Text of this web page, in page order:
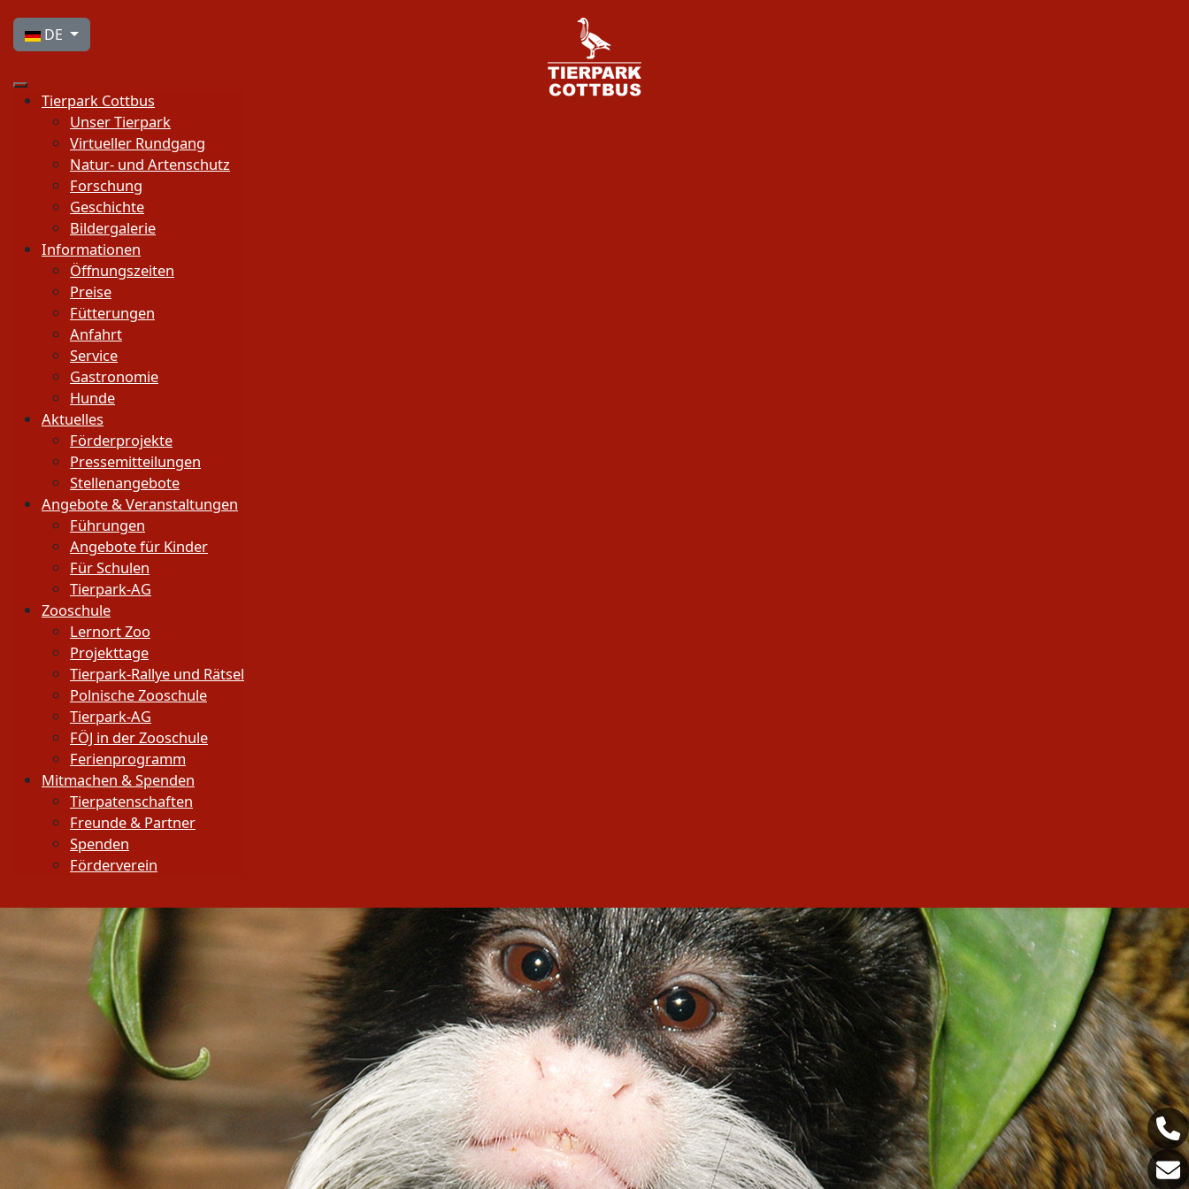
Sprache auswählen
DE
Tierpark Cottbus
Unser Tierpark
Virtueller Rundgang
Natur- und Artenschutz
Forschung
Geschichte
Bildergalerie
Informationen
Öffnungszeiten
Preise
Fütterungen
Anfahrt
Service
Gastronomie
Hunde
Aktuelles
Förderprojekte
Pressemitteilungen
Stellenangebote
Angebote & Veranstaltungen
Führungen
Angebote für Kinder
Für Schulen
Tierpark-AG
Zooschule
Lernort Zoo
Projekttage
Tierpark-Rallye und Rätsel
Polnische Zooschule
Tierpark-AG
FÖJ in der Zooschule
Ferienprogramm
Mitmachen & Spenden
Tierpatenschaften
Freunde & Partner
Spenden
Förderverein